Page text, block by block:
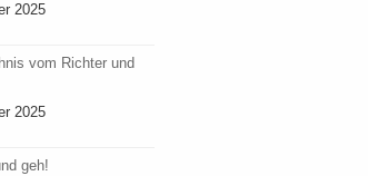
2025
vom Richter und
2025
geh!